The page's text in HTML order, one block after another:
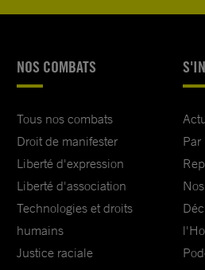
NOS COMBATS
Tous nos combats
Droit de manifester
Liberté d'expression
Liberté d'association
Technologies et droits
humains
Justice raciale
Par